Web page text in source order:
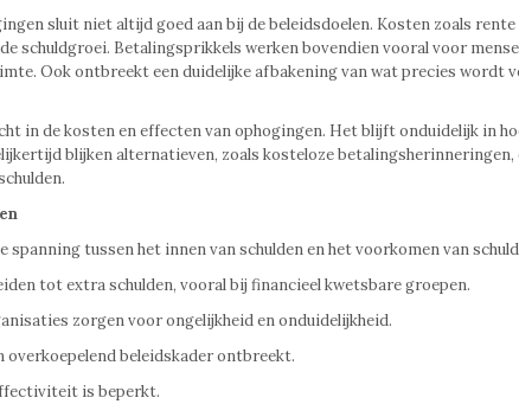
sluit niet altijd goed aan bij de beleidsdoelen. Kosten zoals
schuldgroei. Betalingsprikkels werken bovendien vooral voor
Ook ontbreekt een duidelijke afbakening van wat precies wordt
in de kosten en effecten van ophogingen. Het blijft onduidelijk in
blijken alternatieven, zoals kosteloze
spanning tussen het innen van schulden en het voorkomen van
tot extra schulden, vooral bij financieel kwetsbare groepen.
zorgen voor ongelijkheid en onduidelijkheid.
overkoepelend beleidskader ontbreekt.
is beperkt.